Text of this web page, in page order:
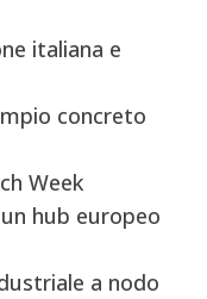
italiana e
concreto
Week
hub europeo
a nodo